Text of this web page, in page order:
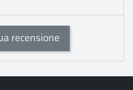
recensione